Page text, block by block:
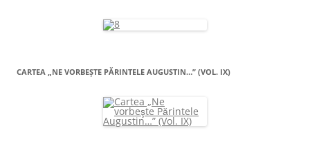
CARTEA „NE VORBEŞTE PĂRINTELE AUGUSTIN…” (VOL. IX)